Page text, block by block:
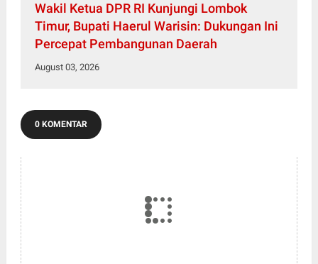
Wakil Ketua DPR RI Kunjungi Lombok
Timur, Bupati Haerul Warisin: Dukungan Ini
Percepat Pembangunan Daerah
August 03, 2026
0 KOMENTAR